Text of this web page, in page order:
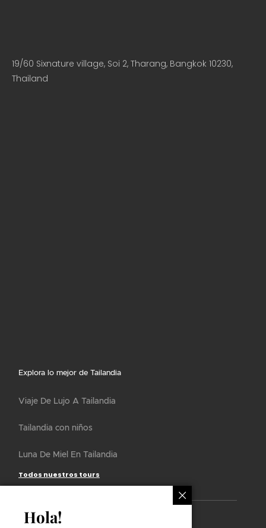
19/60 Sixnature village, Soi 2, Tharang, Bangkok 10230,
Thailand​
Explora lo mejor de Tailandia
Viaje De Lujo A Tailandia
Tailandia con niños
Luna De Miel En Tailandia
Todos nuestros tours
Hola!